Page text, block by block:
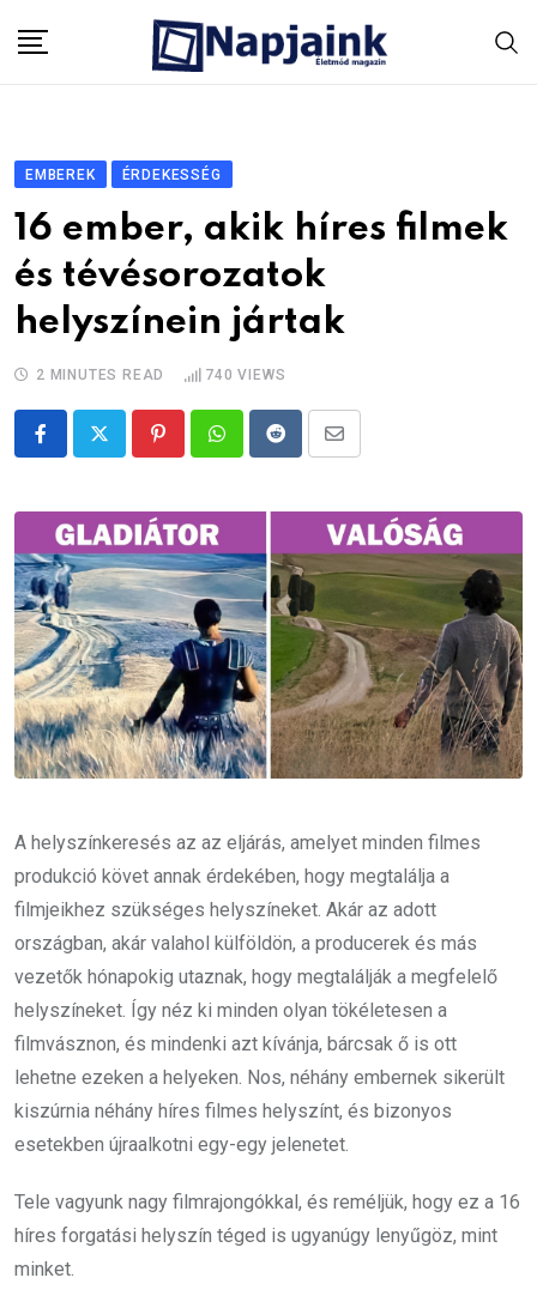
EMBEREK ÉRDEKESSÉG
16 ember, akik híres filmek
és tévésorozatok
helyszínein jártak
2 MINUTES READ 740 VIEWS
PinterestWhatsappRedditShare
Email
A helyszínkeresés az az eljárás, amelyet minden filmes
produkció követ annak érdekében, hogy megtalálja a
filmjeikhez szükséges helyszíneket. Akár az adott
országban, akár valahol külföldön, a producerek és más
vezetők hónapokig utaznak, hogy megtalálják a megfelelő
helyszíneket. Így néz ki minden olyan tökéletesen a
filmvásznon, és mindenki azt kívánja, bárcsak ő is ott
lehetne ezeken a helyeken. Nos, néhány embernek sikerült
kiszúrnia néhány híres filmes helyszínt, és bizonyos
esetekben újraalkotni egy-egy jelenetet.
Tele vagyunk nagy filmrajongókkal, és reméljük, hogy ez a 16
híres forgatási helyszín téged is ugyanúgy lenyűgöz, mint
minket.